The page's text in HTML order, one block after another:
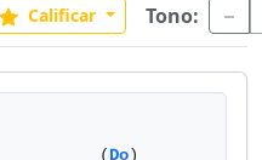
Calificar Tono:
(Do)